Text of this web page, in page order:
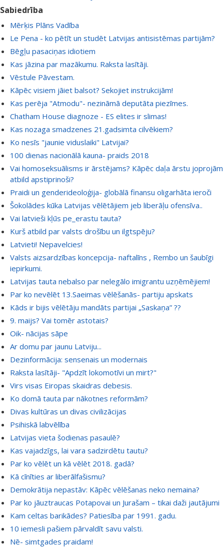
Sabiedrība
Mērķis Plāns Vadība
Le Pena - ko pētīt un studēt Latvijas antisistēmas partijām?
Bēgļu pasaciņas idiotiem
Kas jāzina par mazākumu. Raksta lasītāji.
Vēstule Pāvestam.
Kāpēc visiem jāiet balsot? Sekojiet instrukcijām!
Kas perēja "Atmodu"- nezināmā deputāta piezīmes.
Chatham House diagnoze - ES elites ir slimas!
Kas nozaga smadzenes 21.gadsimta cilvēkiem?
Ko nesīs "jaunie viduslaiki" Latvijai?
100 dienas nacionālā kauna- praids 2018
Vai homoseksuālisms ir ārstējams? Kāpēc daļa ārstu joprojām
atbild apstiprinoši?
Praidi un genderideoloģija- globālā finansu oligarhāta ieroči
Šokolādes kūka Latvijas vēlētājiem jeb liberāļu ofensīva..
Vai latvieši kļūs pe_erastu tauta?
Kurš atbild par valsts drošību un ilgtspēju?
Latvieti! Nepavelcies!
Valsts aizsardzības koncepcija- naftalīns , Rembo un šaubīgi
iepirkumi.
Latvijas tauta nebalso par nelegālo imigrantu uzņēmējiem!
Par ko nevēlēt 13.Saeimas vēlēšanās- partiju apskats
Kāds ir bijis vēlētāju mandāts partijai „Saskaņa” ??
9. maijs? Vai tomēr astotais?
Oik- nācijas sāpe
Ar domu par jaunu Latviju...
Dezinformācija: sensenais un modernais
Raksta lasītāji- "Apdzīt lokomotīvi un mirt?"
Virs visas Eiropas skaidras debesis.
Ko domā tauta par nākotnes reformām?
Divas kultūras un divas civilizācijas
Psihiskā labvēlība
Latvijas vieta šodienas pasaulē?
Kas vajadzīgs, lai vara sadzirdētu tautu?
Par ko vēlēt un kā vēlēt 2018. gadā?
Kā cīnīties ar liberālfašismu?
Demokrātija nepastāv: Kāpēc vēlēšanas neko nemaina?
Par ko jāuztraucas Potapovai un Jurašam – tikai daži jautājumi
Kam celtas barikādes? Patiesība par 1991. gadu.
10 iemesli pašiem pārvaldīt savu valsti.
Nē- simtgades praidam!